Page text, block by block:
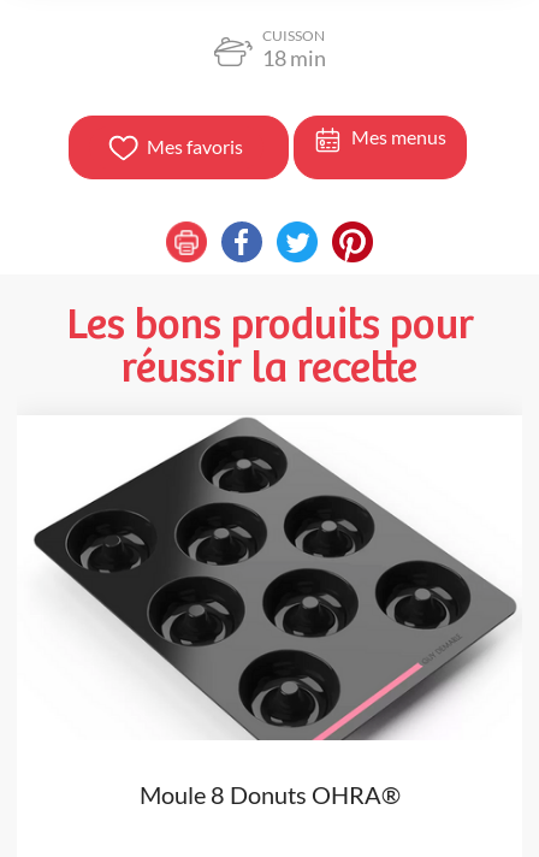
CUISSON
18min
Mes favoris Mes menus
Les bons produits pour
réussir la recette
Moule 8 Donuts OHRA®